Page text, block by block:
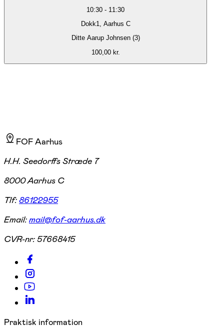
10:30 - 11:30
Dokk1, Aarhus C
Ditte Aarup Johnsen (3)
100,00 kr.
FOF Aarhus
H.H. Seedorffs Stræde 7
8000 Aarhus C
Tlf:86122955
Email:mail@fof-aarhus.dk
CVR-nr:57668415
Praktisk information